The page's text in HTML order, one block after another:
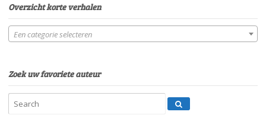
Overzicht korte verhalen
Een categorie selecteren
Zoek uw favoriete auteur